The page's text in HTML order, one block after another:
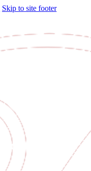
Skip to site footer